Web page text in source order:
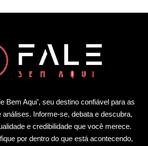
Bem Aqui’, seu destino confiável para as
análises. Informe-se, debata e descubra,
e credibilidade que você merece.
por dentro do que está acontecendo,